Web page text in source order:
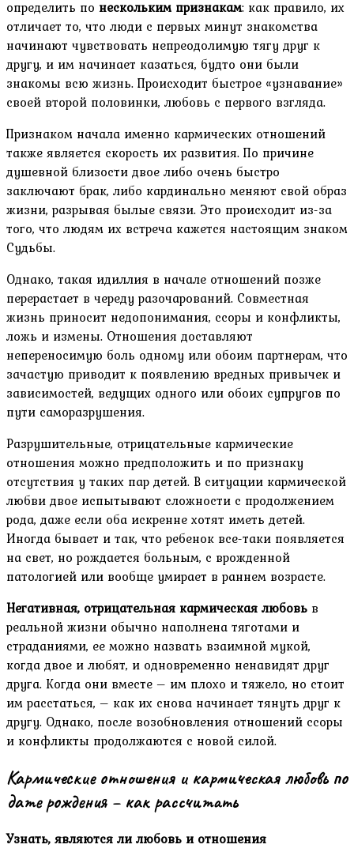
определить по нескольким признакам: как правило, их
отличает то, что люди с первых минут знакомства
начинают чувствовать непреодолимую тягу друг к
другу, и им начинает казаться, будто они были
знакомы всю жизнь. Происходит быстрое «узнавание»
своей второй половинки, любовь с первого взгляда.
Признаком начала именно кармических отношений
также является скорость их развития. По причине
душевной близости двое либо очень быстро
заключают брак, либо кардинально меняют свой образ
жизни, разрывая былые связи. Это происходит из-за
того, что людям их встреча кажется настоящим знаком
Судьбы.
Однако, такая идиллия в начале отношений позже
перерастает в череду разочарований. Совместная
жизнь приносит недопонимания, ссоры и конфликты,
ложь и измены. Отношения доставляют
непереносимую боль одному или обоим партнерам, что
зачастую приводит к появлению вредных привычек и
зависимостей, ведущих одного или обоих супругов по
пути саморазрушения.
Разрушительные, отрицательные кармические
отношения можно предположить и по признаку
отсутствия у таких пар детей. В ситуации кармической
любви двое испытывают сложности с продолжением
рода, даже если оба искренне хотят иметь детей.
Иногда бывает и так, что ребенок все-таки появляется
на свет, но рождается больным, с врожденной
патологией или вообще умирает в раннем возрасте.
Негативная, отрицательная кармическая любовь в
реальной жизни обычно наполнена тяготами и
страданиями, ее можно назвать взаимной мукой,
когда двое и любят, и одновременно ненавидят друг
друга. Когда они вместе – им плохо и тяжело, но стоит
им расстаться, – как их снова начинает тянуть друг к
другу. Однако, после возобновления отношений ссоры
и конфликты продолжаются с новой силой.
Кармические отношения и кармическая любовь по
дате рождения – как рассчитать
Узнать, являются ли любовь и отношения